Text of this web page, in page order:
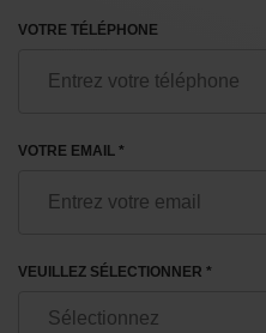
VOTRE TÉLÉPHONE
VOTRE EMAIL *
VEUILLEZ SÉLECTIONNER *